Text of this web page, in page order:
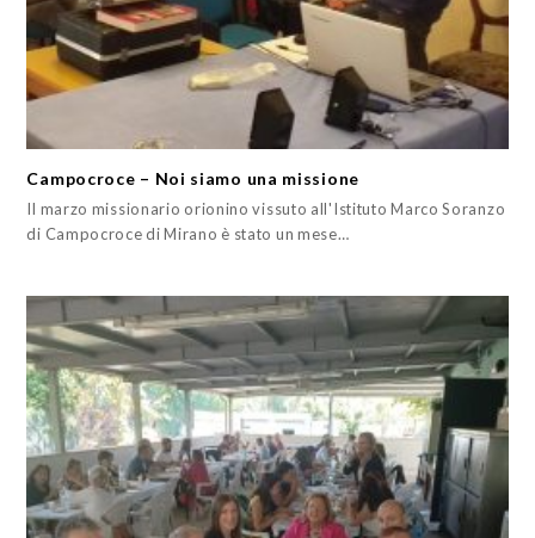
Campocroce – Noi siamo una missione
Il marzo missionario orionino vissuto all'Istituto Marco Soranzo
di Campocroce di Mirano è stato un mese…